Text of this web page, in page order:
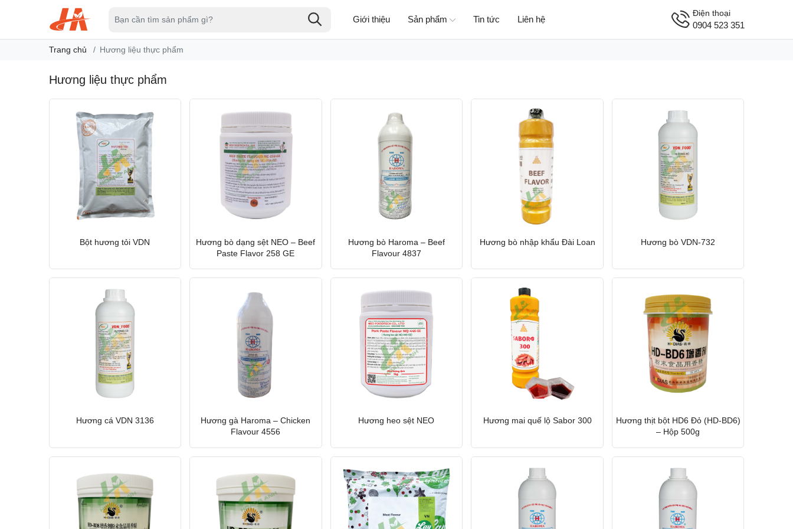
Giới thiệu Sản phẩm Tin tức Liên hệ
Điện thoại
0904 523 351
Trang chủ Hương liệu thực phẩm
Hương liệu thực phẩm
Bột hương tỏi VDN
Hương bò dạng sệt NEO – Beef
Paste Flavor 258 GE
Hương bò Haroma – Beef
Flavour 4837
Hương bò nhập khẩu Đài Loan Hương bò VDN-732
Hương cá VDN 3136
Hương gà Haroma – Chicken
Flavour 4556
Hương heo sệt NEO Hương mai quế lộ Sabor 300
Hương thịt bột HD6 Đỏ (HD-BD6)
– Hộp 500g